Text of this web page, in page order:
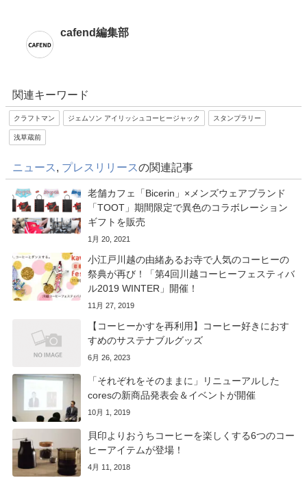
cafend編集部
関連キーワード
クラフトマン ジェムソン アイリッシュコーヒージャック スタンプラリー
浅草蔵前
ニュース プレスリリースの関連記事
老舗カフェ「Bicerin」×メンズウェアブランド
「TOOT」期間限定で異色のコラボレーション
ギフトを販売
1月 20, 2021
小江戸川越の由緒あるお寺で人気のコーヒーの
祭典が再び！「第4回川越コーヒーフェスティバ
ル2019 WINTER」開催！
11月 27, 2019
【コーヒーかすを再利用】コーヒー好きにおす
すめのサステナブルグッズ
6月 26, 2023
「それぞれをそのままに」リニューアルした
coresの新商品発表会＆イベントが開催
10月 1, 2019
貝印よりおうちコーヒーを楽しくする6つのコー
ヒーアイテムが登場！
4月 11, 2018